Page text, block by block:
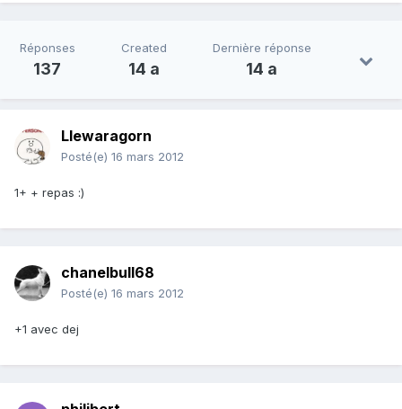
Réponses
137
Created
14 a
Dernière réponse
14 a
Llewaragorn
Posté(e) 16 mars 2012
1+ + repas :)
chanelbull68
Posté(e) 16 mars 2012
+1 avec dej